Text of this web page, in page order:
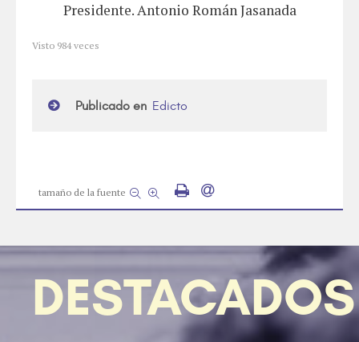
tamaño de la fuente
Presidente. Antonio Román Jasanada
Visto 984veces
Publicado en Edicto
DESTACADOS